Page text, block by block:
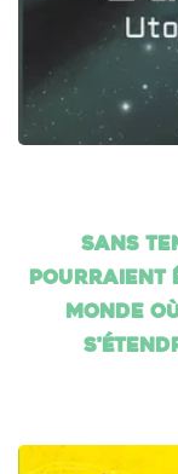
Sans
pourraient
monde